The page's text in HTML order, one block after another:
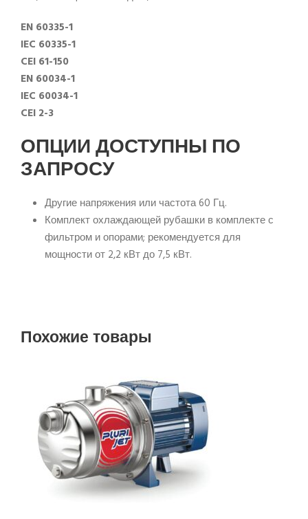
EN 60335-1
IEC 60335-1
CEI 61-150
EN 60034-1
IEC 60034-1
CEI 2-3
ОПЦИИ ДОСТУПНЫ ПО
ЗАПРОСУ
Другие напряжения или частота 60 Гц.
Комплект охлаждающей рубашки в комплекте с
фильтром и опорами; рекомендуется для
мощности от 2,2 кВт до 7,5 кВт.
Похожие товары